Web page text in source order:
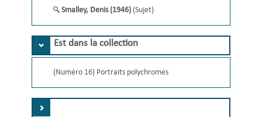
Smalley, Denis (1946) (Sujet)
Est dans la collection
(Numéro 16) Portraits polychromes